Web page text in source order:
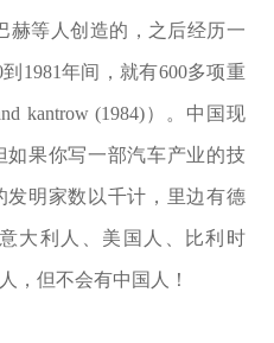
赫等人创造的，之后经历一
1981年间，就有600多项重
kantrow (1984)）。中国现
果你写一部汽车产业的技
明家数以千计，里边有德
大利人、美国人、比利时
，但不会有中国人！